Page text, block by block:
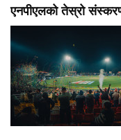
एनपीएलको तेस्रो